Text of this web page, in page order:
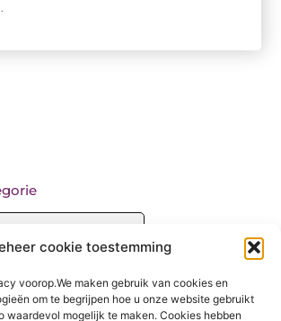
cookie toestemming
voorop.We maken gebruik van cookies en
om te begrijpen hoe u onze website gebruikt
waardevol mogelijk te maken. Cookies hebben